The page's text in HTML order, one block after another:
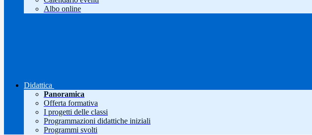
Albo online
Didattica
Panoramica
Offerta formativa
I progetti delle classi
Programmazioni didattiche iniziali
Programmi svolti